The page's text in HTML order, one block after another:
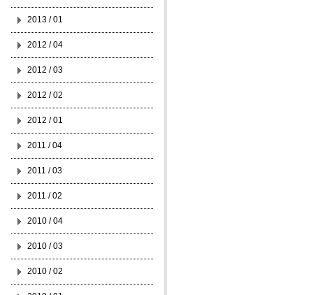
2013 / 01
2012 / 04
2012 / 03
2012 / 02
2012 / 01
2011 / 04
2011 / 03
2011 / 02
2010 / 04
2010 / 03
2010 / 02